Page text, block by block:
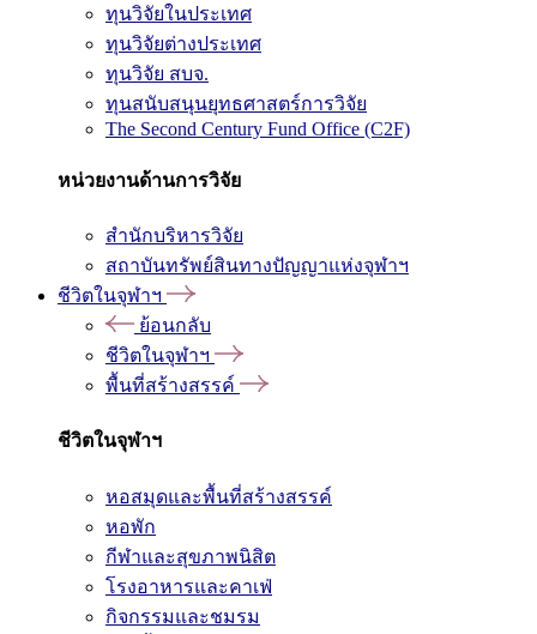
ทุนวิจัยในประเทศ
ทุนวิจัยต่างประเทศ
ทุนวิจัย สบจ.
ทุนสนับสนุนยุทธศาสตร์การวิจัย
The Second Century Fund Office (C2F)
หน่วยงานด้านการวิจัย
สำนักบริหารวิจัย
สถาบันทรัพย์สินทางปัญญาแห่งจุฬาฯ
ชีวิตในจุฬาฯ
ย้อนกลับ
ชีวิตในจุฬาฯ
พื้นที่สร้างสรรค์
ชีวิตในจุฬาฯ
หอสมุดและพื้นที่สร้างสรรค์
หอพัก
กีฬาและสุขภาพนิสิต
โรงอาหารและคาเฟ่
กิจกรรมและชมรม